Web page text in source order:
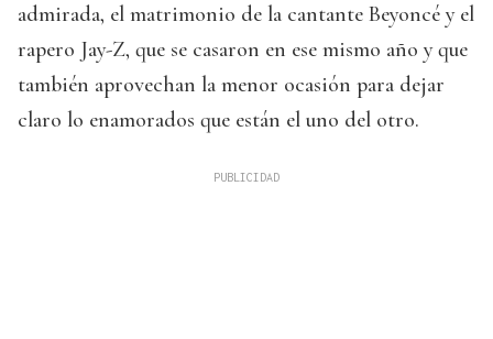
admirada, el matrimonio de la cantante Beyoncé y el
rapero Jay-Z, que se casaron en ese mismo año y que
también aprovechan la menor ocasión para dejar
claro lo enamorados que están el uno del otro.